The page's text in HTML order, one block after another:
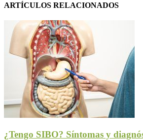
ARTÍCULOS RELACIONADOS
¿Tengo SIBO? Síntomas y